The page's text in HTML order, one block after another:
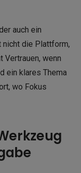
auch ein
die Plattform,
Vertrauen, wenn
ein klares Thema
wo Fokus